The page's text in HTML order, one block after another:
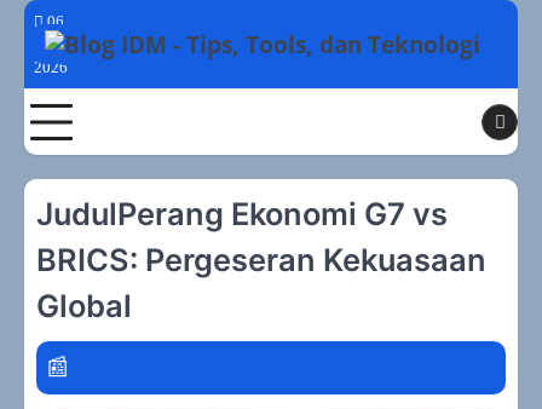
Skip
content
06
Agustus
2026
Toggle
JudulPerang Ekonomi G7 vs
BRICS: Pergeseran Kekuasaan
Global